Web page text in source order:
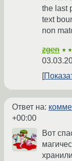
the last
text
non
zgen
Ответ на:
+00:00
Вот